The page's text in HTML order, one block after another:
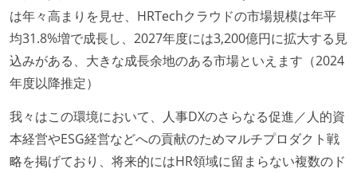
は年々高まりを見せ、HRTechクラウドの市場規模は年平
均31.8%増で成長し、2027年度には3,200億円に拡大する見
込みがある、大きな成長余地のある市場といえます（2024
年度以降推定）
我々はこの環境において、人事DXのさらなる促進／人的資
本経営やESG経営などへの貢献のためマルチプロダクト戦
略を掲げており、将来的にはHR領域に留まらない複数のド